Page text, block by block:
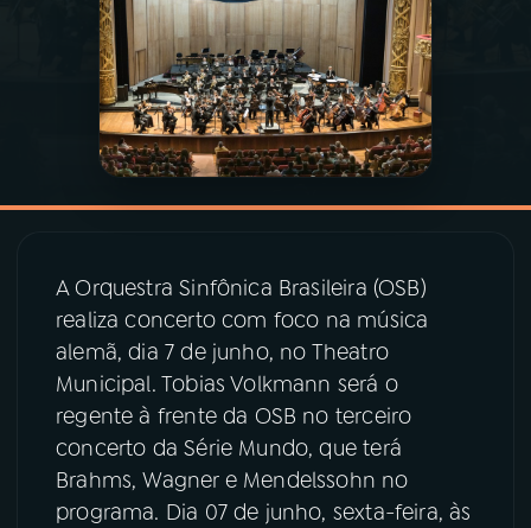
PROGRAMAS
PODCASTS
06VIDEOCASTS
07ÚLTIMAS
08 PRÊMIO RÁDIO MEC
ACOMPANHE A RÁDIO MEC
A Orquestra Sinfônica Brasileira (OSB)
realiza concerto com foco na música
alemã, dia 7 de junho, no Theatro
Municipal. Tobias Volkmann será o
regente à frente da OSB no terceiro
concerto da Série Mundo, que terá
Brahms, Wagner e Mendelssohn no
programa. Dia 07 de junho, sexta-feira, às